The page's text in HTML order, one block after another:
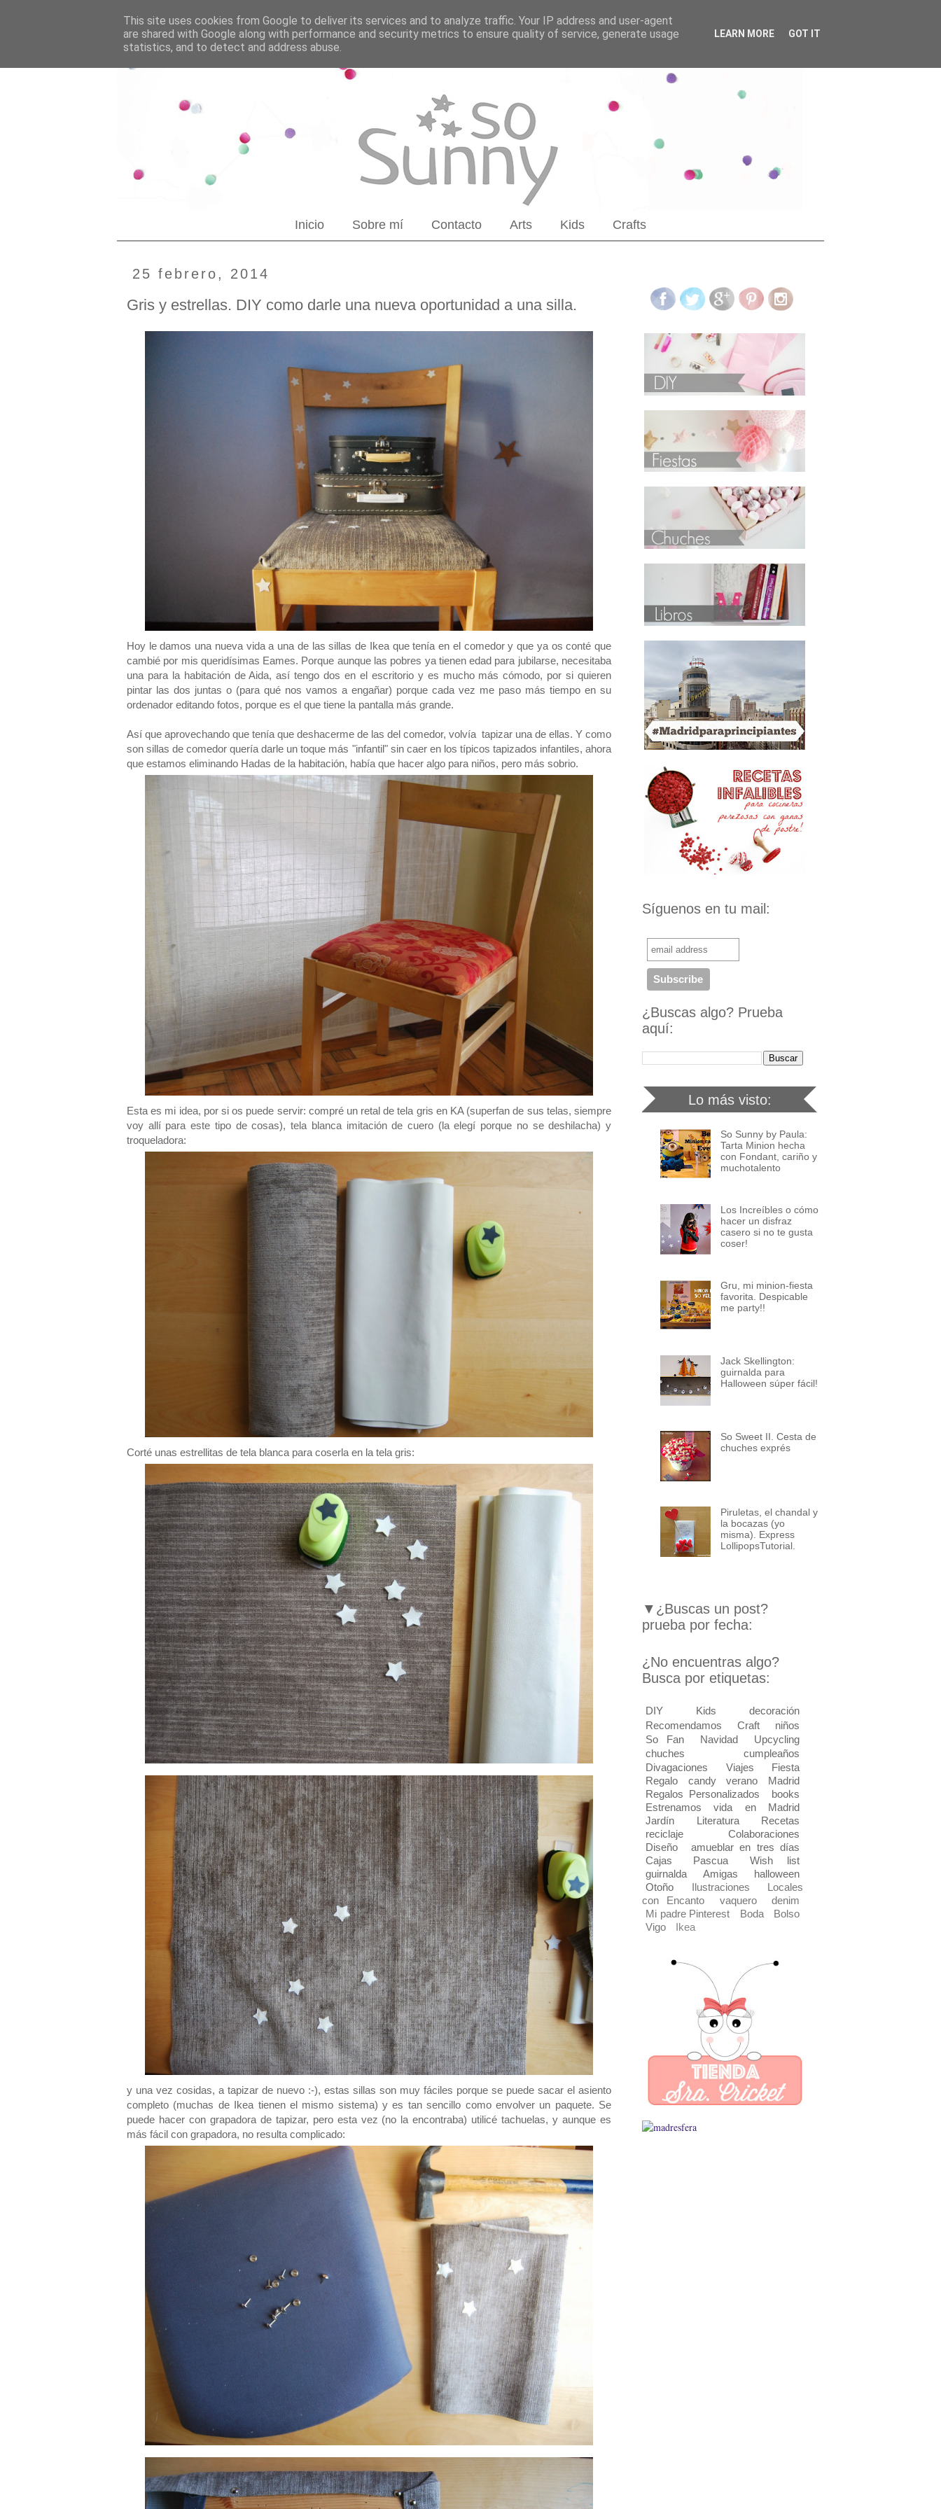
Inicio Sobre mí Contacto Arts Kids Crafts
25 febrero, 2014
Gris y estrellas. DIY como darle una nueva oportunidad a una silla.
Hoy le damos una nueva vida a una de las sillas de Ikea que tenía en el comedor y que ya os conté que
cambié por mis queridísimas Eames. Porque aunque las pobres ya tienen edad para jubilarse, necesitaba
una para la habitación de Aida, así tengo dos en el escritorio y es mucho más cómodo, por si quieren
pintar las dos juntas o (para qué nos vamos a engañar) porque cada vez me paso más tiempo en su
ordenador editando fotos, porque es el que tiene la pantalla más grande.
Así que aprovechando que tenía que deshacerme de las del comedor, volvía tapizar una de ellas. Y como
son sillas de comedor quería darle un toque más "infantil" sin caer en los típicos tapizados infantiles, ahora
que estamos eliminando Hadas de la habitación, había que hacer algo para niños, pero más sobrio.
Esta es mi idea, por si os puede servir: compré un retal de tela gris en KA (superfan de sus telas, siempre
voy allí para este tipo de cosas), tela blanca imitación de cuero (la elegí porque no se deshilacha) y
troqueladora:
Corté unas estrellitas de tela blanca para coserla en la tela gris:
y una vez cosidas, a tapizar de nuevo :-), estas sillas son muy fáciles porque se puede sacar el asiento
completo (muchas de Ikea tienen el mismo sistema) y es tan sencillo como envolver un paquete. Se
puede hacer con grapadora de tapizar, pero esta vez (no la encontraba) utilicé tachuelas, y aunque es
más fácil con grapadora, no resulta complicado:
Síguenos en tu mail:
¿Buscas algo? Prueba
aquí:
Lo más visto:
So Sunny by Paula:
Tarta Minion hecha
con Fondant, cariño y
muchotalento
Los Increíbles o cómo
hacer un disfraz
casero si no te gusta
coser!
Gru, mi minion-fiesta
favorita. Despicable
me party!!
Jack Skellington:
guirnalda para
Halloween súper fácil!
So Sweet II. Cesta de
chuches exprés
Piruletas, el chandal y
la bocazas (yo
misma). Express
LollipopsTutorial.
▼¿Buscas un post?
prueba por fecha:
¿No encuentras algo?
Busca por etiquetas:
DIY Kids
decoración
Recomendamos
Craft
niños
So Fan
Navidad
Upcycling
chuches
cumpleaños
Divagaciones
Viajes
Fiesta
Regalo
candy verano
Madrid
Regalos Personalizados
books
Estrenamos vida en Madrid
Jardín
Literatura
Recetas
reciclaje
Colaboraciones
Diseño
amueblar en tres días
Cajas
Pascua
Wish list
guirnalda
Amigas
halloween
Otoño
Ilustraciones
Locales
con Encanto
vaquero
denim
Mi padre Pinterest
Boda
Bolso
Vigo
Ikea
This site uses cookies from Google to deliver its services and to analyze traffic. Your IP address and user-agent
are shared with Google along with performance and security metrics to ensure quality of service, generate usage
statistics, and to detect and address abuse.
LEARN MORE GOT IT